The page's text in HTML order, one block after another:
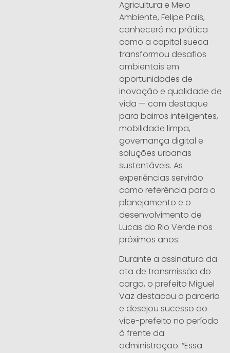
Agricultura e Meio
Ambiente, Felipe Palis,
conhecerá na prática
como a capital sueca
transformou desafios
ambientais em
oportunidades de
inovação e qualidade de
vida — com destaque
para bairros inteligentes,
mobilidade limpa,
governança digital e
soluções urbanas
sustentáveis. As
experiências servirão
como referência para o
planejamento e o
desenvolvimento de
Lucas do Rio Verde nos
próximos anos.
Durante a assinatura da
ata de transmissão do
cargo, o prefeito Miguel
Vaz destacou a parceria
e desejou sucesso ao
vice-prefeito no período
à frente da
administração. “Essa